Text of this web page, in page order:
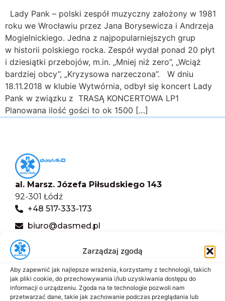
Zarządzaj zgodą
Aby zapewnić jak najlepsze wrażenia, korzystamy z technologii, takich
jak pliki cookie, do przechowywania i/lub uzyskiwania dostępu do
informacji o urządzeniu. Zgoda na te technologie pozwoli nam
przetwarzać dane, takie jak zachowanie podczas przeglądania lub
Lady Pank – polski zespół muzyczny założony w 1981
roku we Wrocławiu przez Jana Borysewicza i Andrzeja
Mogielnickiego. Jedna z najpopularniejszych grup
w historii polskiego rocka. Zespół wydał ponad 20 płyt
i dziesiątki przebojów, m.in. „Mniej niż zero”, „Wciąż
bardziej obcy”, „Kryzysowa narzeczona”. W dniu
18.11.2018 w klubie Wytwórnia, odbył się koncert Lady
Pank w związku z TRASĄ KONCERTOWA LP1
Planowana ilość gości to ok 1500 […]
al. Marsz. Józefa Piłsudskiego 143
92-301 Łódź
+48 517-333-173
biuro@dasmed.pl
Menu
Start
O nas
Oferta